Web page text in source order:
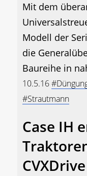
Mit dem
Modell der
die
Baureihe in
10.5.16
#Strautmann
Case IH